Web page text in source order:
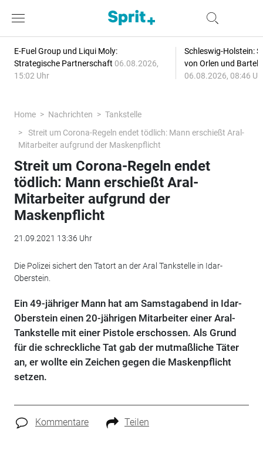
E-Fuel Group und Liqui Moly:
Strategische Partnerschaft 06.08.2026,
15:02 Uhr
Schleswig-Holstein:
von Orlen und
06.08.2026, 08:46
Home Nachrichten
Tankstelle
Streit um Corona-Regeln endet tödlich: Mann erschießt Aral-
Mitarbeiter aufgrund der Maskenpflicht
Streit um Corona-Regeln endet
tödlich: Mann erschießt Aral-
Mitarbeiter aufgrund der
Maskenpflicht
21.09.2021 13:36 Uhr
Die Polizei sichert den Tatort an der Aral Tankstelle in Idar-
Oberstein.
Ein 49-jähriger Mann hat am Samstagabend in Idar-
Oberstein einen 20-jährigen Mitarbeiter einer Aral-
Tankstelle mit einer Pistole erschossen. Als Grund
für die schreckliche Tat gab der mutmaßliche Täter
an, er wollte ein Zeichen gegen die Maskenpflicht
setzen.
Kommentare Teilen